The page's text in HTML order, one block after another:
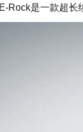
Rock是一款超长